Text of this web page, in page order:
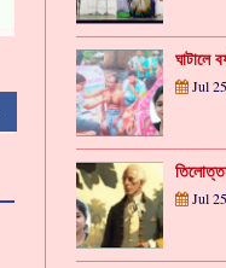
ঘাটালে
Jul
Jul